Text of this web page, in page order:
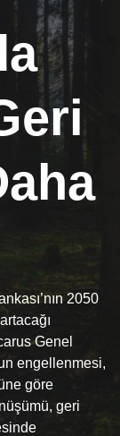
2050
Genel
engellenmesi,
göre
geri